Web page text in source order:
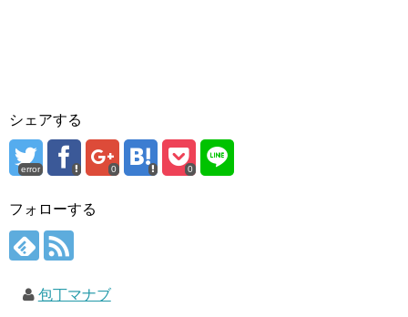
シェアする
error 0 0
フォローする
包丁マナブ